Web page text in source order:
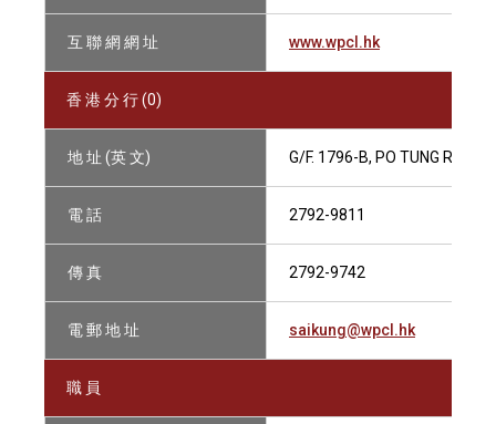
互 聯 網 網 址 www.wpcl.hk
香 港 分 行 (0)
地 址 (英 文) G/F. 1796-B, PO TUNG ROAD,
電 話 2792-9811
傳 真 2792-9742
電 郵 地 址 saikung@wpcl.hk
職 員